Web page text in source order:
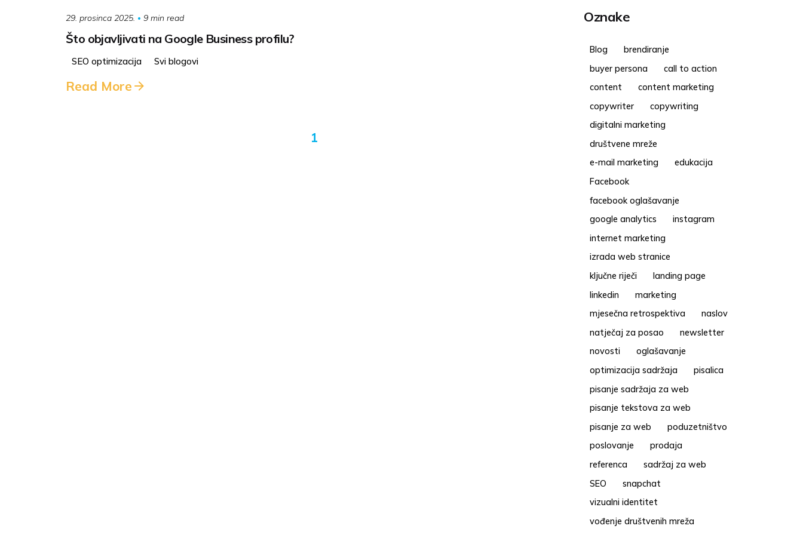
29. prosinca 2025. 9 min read
Što objavljivati na Google Business profilu?
SEO optimizacija Svi blogovi
Read More
1
Oznake
Blog
brendiranje
buyer persona
call to action
content
content marketing
copywriter
copywriting
digitalni marketing
društvene mreže
e-mail marketing
edukacija
Facebook
facebook oglašavanje
google analytics
instagram
internet marketing
izrada web stranice
ključne riječi
landing page
linkedin
marketing
mjesečna retrospektiva
naslov
natječaj za posao
newsletter
novosti
oglašavanje
optimizacija sadržaja
pisalica
pisanje sadržaja za web
pisanje tekstova za web
pisanje za web
poduzetništvo
poslovanje
prodaja
referenca
sadržaj za web
SEO
snapchat
vizualni identitet
vođenje društvenih mreža